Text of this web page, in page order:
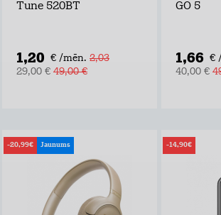
Tune 520BT
1,20 € /mēn. 2,03
29,00 € 49,00 €
GO 5
1,66 €
40,00 €
-20,99€ Jaunums -14,90€